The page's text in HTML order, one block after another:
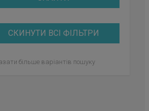
СКИНУТИ ВСІ ФІЛЬТРИ
більше варіантів пошуку